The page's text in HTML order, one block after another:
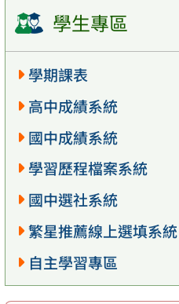
學生專區
學期課表
高中成績系統
國中成績系統
學習歷程檔案系統
國中選社系統
繁星推薦線上選填系統
自主學習專區